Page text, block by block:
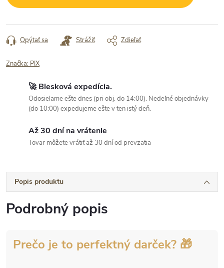
Opýtať sa Strážiť Zdieľať
Značka: PIX
🚀 Blesková expedícia.
Odosielame ešte dnes (pri obj. do 14:00). Nedeľné objednávky
(do 10:00) expedujeme ešte v ten istý deň.
Až 30 dní na vrátenie
Tovar môžete vrátiť až 30 dní od prevzatia
Popis produktu
Podrobný popis
Prečo je to perfektný darček? 🎁